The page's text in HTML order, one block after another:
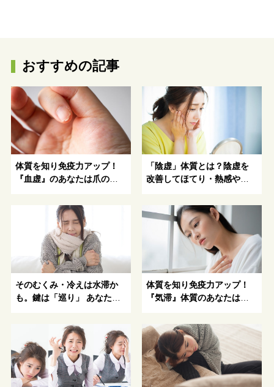
おすすめの記事
体質を知り免疫力アップ！
『血虚』のあなたは爪の割
るなどに悩まされる体質
「陰虚」体質とは？陰虚を
改善してほてり・熱感や、
そのむくみ・冷えは水滞か
も。鍵は「巡り」 あなたも
体質を知り免疫力アップ！
『気滞』体質のあなたは、
やすい、のどに違和感を感
じるタイプ